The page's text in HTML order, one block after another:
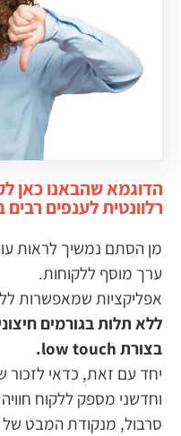
הדוגמא שהבאנו כאן
רלוונטית לענפים
מן הסתם נמשיך לראות
ערך מוסף ללקוחות.
אפליקציות שמאפשרות
ללא תלות בגורמים
בצורת low touch.
יחד עם זאת, כדאי לזכור
וחדשני מספק ללקוח
סרבול, מנקודת המבט של